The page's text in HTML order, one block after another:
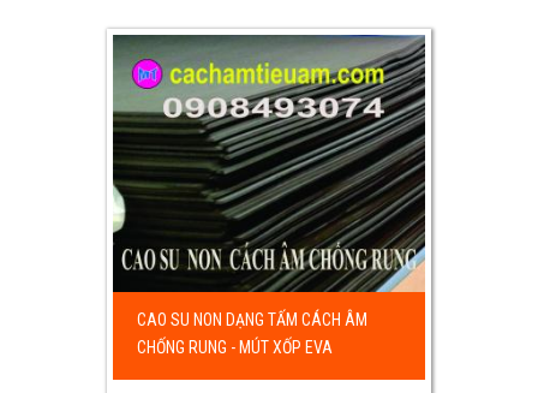
CAO SU NON DẠNG TẤM CÁCH ÂM
CHỐNG RUNG - MÚT XỐP EVA